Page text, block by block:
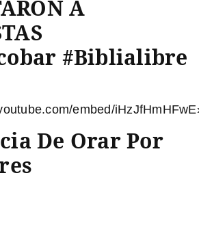
A
#biblialibre​​
embed/
De Orar Por